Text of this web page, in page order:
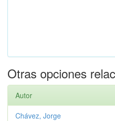
Otras opciones
Autor
Chávez, Jorge